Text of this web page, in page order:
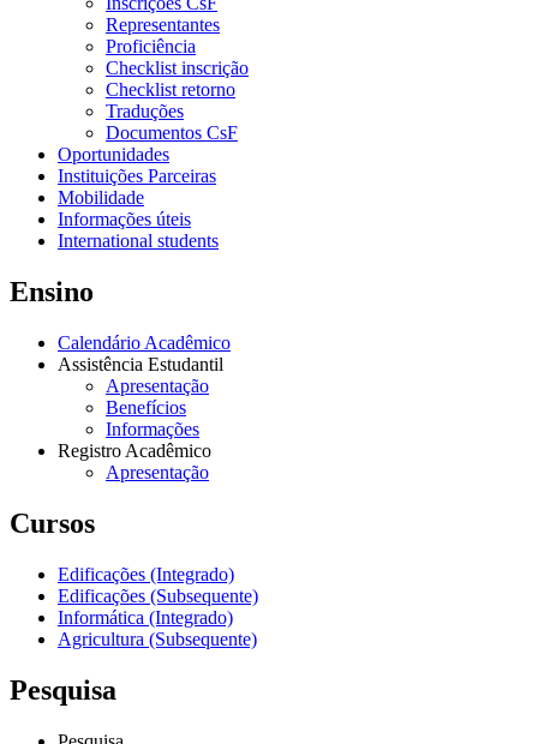
Representantes
Proficiência
Checklist inscrição
Checklist retorno
Traduções
Documentos CsF
Oportunidades
Instituições Parceiras
Mobilidade
Informações úteis
International students
Ensino
Calendário Acadêmico
Assistência Estudantil
Apresentação
Benefícios
Informações
Registro Acadêmico
Apresentação
Cursos
Edificações (Integrado)
Edificações (Subsequente)
Informática (Integrado)
Agricultura (Subsequente)
Pesquisa